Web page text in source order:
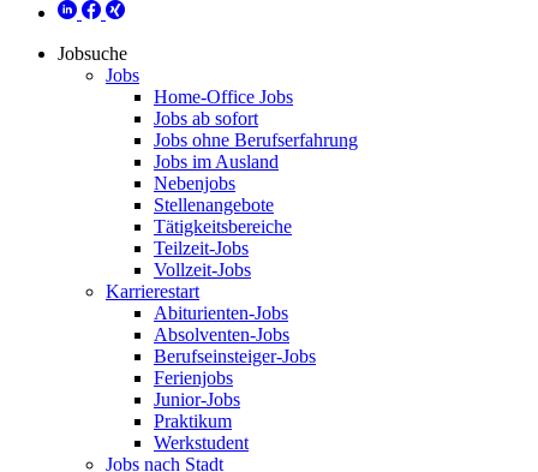
Jobsuche
Jobs
Home-Office Jobs
Jobs ab sofort
Jobs ohne Berufserfahrung
Jobs im Ausland
Nebenjobs
Stellenangebote
Tätigkeitsbereiche
Teilzeit-Jobs
Vollzeit-Jobs
Karrierestart
Abiturienten-Jobs
Absolventen-Jobs
Berufseinsteiger-Jobs
Ferienjobs
Junior-Jobs
Praktikum
Werkstudent
Jobs nach Stadt